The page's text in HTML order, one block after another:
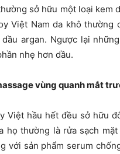
sở hữu một loại kem
Việt Nam da khô thường
argan. Ngược lại
nhẹ hơn dầu.
vùng quanh mắt
Việt hầu hết đều sở hữu
họ thường là rửa sạch
với sản phẩm serum